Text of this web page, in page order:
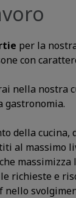
per la
con
nella nostra
gastronomia.
della
al massimo
richieste e
nello